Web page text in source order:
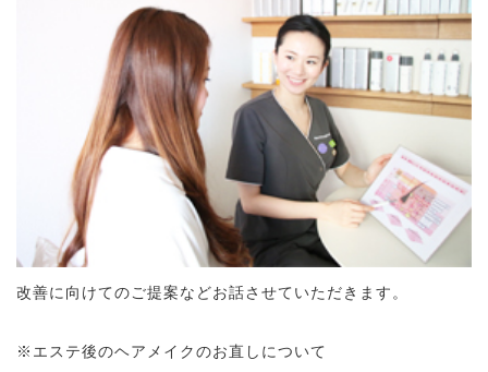
改善に向けてのご提案などお話させていただきます。
※エステ後のヘアメイクのお直しについて